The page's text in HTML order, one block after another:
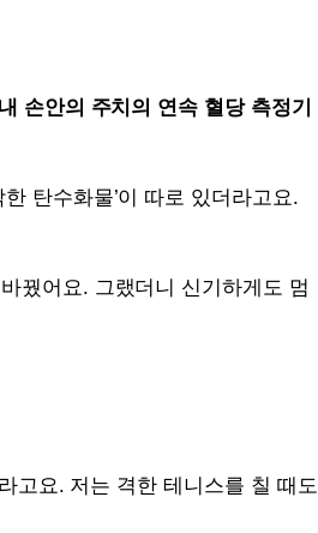
내 손안의 주치의 연속 혈당 측정기
탄수화물’이 따로 있더라고요.
꿨어요. 그랬더니 신기하게도 멈
고요. 저는 격한 테니스를 칠 때도